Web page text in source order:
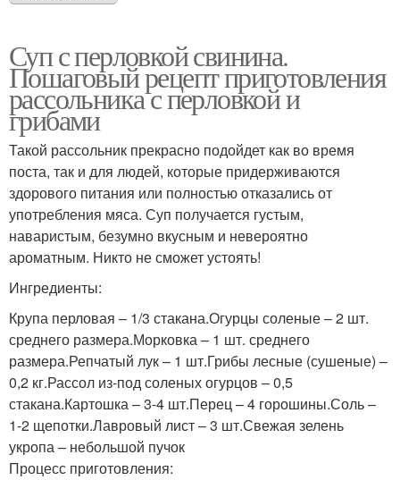
Суп с перловкой свинина.
Пошаговый рецепт приготовления
рассольника с перловкой и
грибами
Такой рассольник прекрасно подойдет как во время
поста, так и для людей, которые придерживаются
здорового питания или полностью отказались от
употребления мяса. Суп получается густым,
наваристым, безумно вкусным и невероятно
ароматным. Никто не сможет устоять!
Ингредиенты:
Крупа перловая – 1/3 стакана.Огурцы соленые – 2 шт.
среднего размера.Морковка – 1 шт. среднего
размера.Репчатый лук – 1 шт.Грибы лесные (сушеные) –
0,2 кг.Рассол из-под соленых огурцов – 0,5
стакана.Картошка – 3-4 шт.Перец – 4 горошины.Соль –
1-2 щепотки.Лавровый лист – 3 шт.Свежая зелень
укропа – небольшой пучок
Процесс приготовления: